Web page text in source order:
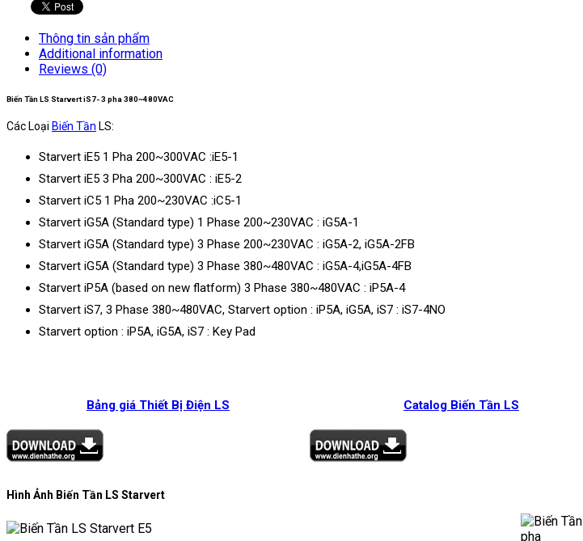
15kW
quantity
Thông tin sản phẩm
Additional information
Reviews (0)
Biến Tần LS Starvert iS7- 3 pha 380~480VAC
Các Loại Biến Tần LS:
Starvert iE5 1 Pha 200~300VAC :iE5-1
Starvert iE5 3 Pha 200~300VAC : iE5-2
Starvert iC5 1 Pha 200~230VAC :iC5-1
Starvert iG5A (Standard type) 1 Phase 200~230VAC : iG5A-1
Starvert iG5A (Standard type) 3 Phase 200~230VAC : iG5A-2, iG5A-2FB
Starvert iG5A (Standard type) 3 Phase 380~480VAC : iG5A-4,iG5A-4FB
Starvert iP5A (based on new flatform) 3 Phase 380~480VAC : iP5A-4
Starvert iS7, 3 Phase 380~480VAC, Starvert option : iP5A, iG5A, iS7 : iS7-4NO
Starvert option : iP5A, iG5A, iS7 : Key Pad
Bảng giá Thiết Bị Điện LS Catalog Biến Tần LS
Hình Ảnh Biến Tần LS Starvert